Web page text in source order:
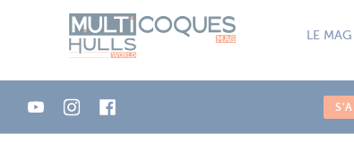
LE MAG
Panneau de gestion des cookies